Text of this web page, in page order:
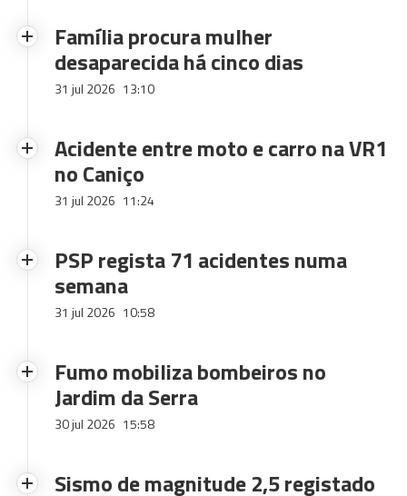
Família procura mulher
desaparecida há cinco dias
31 jul 2026 13:10
Acidente entre moto e carro na VR1
no Caniço
31 jul 2026 11:24
PSP regista 71 acidentes numa
semana
31 jul 2026 10:58
Fumo mobiliza bombeiros no
Jardim da Serra
30 jul 2026 15:58
Sismo de magnitude 2,5 registado